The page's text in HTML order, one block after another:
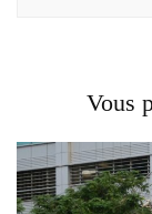
Vous